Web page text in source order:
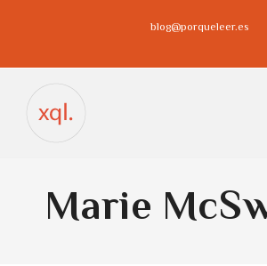
blog@porqueleer.es
Marie